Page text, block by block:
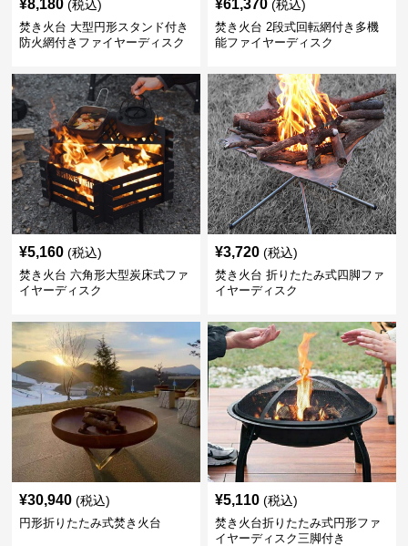
¥8,180 (税込)
焚き火台 大型円形スタンド付き
防火網付きファイヤーディスク
¥61,370 (税込)
焚き火台 2段式回転網付き多機
能ファイヤーディスク
¥5,160 (税込)
焚き火台 六角形大型炭床式ファ
イヤーディスク
¥3,720 (税込)
焚き火台 折りたたみ式四脚ファ
イヤーディスク
¥30,940 (税込)
円形折りたたみ式焚き火台
¥5,110 (税込)
焚き火台折りたたみ式円形ファ
イヤーディスク三脚付き